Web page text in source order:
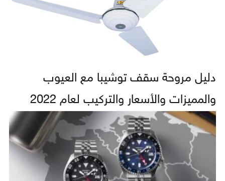
دليل مروحة سقف توشيبا مع العيوب
والمميزات والأسعار والتركيب لعام 2022